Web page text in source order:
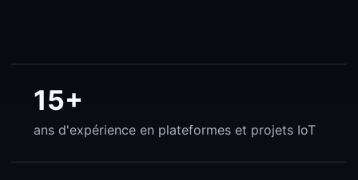
15+
ans d'expérience en plateformes et projets IoT